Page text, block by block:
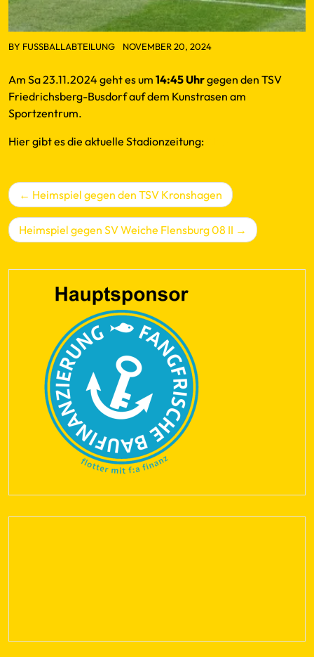
BY FUSSBALLABTEILUNG NOVEMBER 20, 2024
Am Sa 23.11.2024 geht es um 14:45 Uhrgegen den TSV
Friedrichsberg-Busdorf auf dem Kunstrasen am
Sportzentrum.
Hier gibt es die aktuelle Stadionzeitung:
Beitragsnavigation
Heimspiel gegen den TSV Kronshagen
Heimspiel gegen SV Weiche Flensburg 08 II